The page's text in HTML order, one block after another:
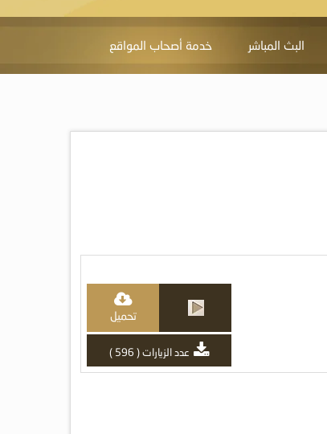
البث المباشر خدمة أصحاب المواقع
تحميل
عدد الزيارات ( 596 )